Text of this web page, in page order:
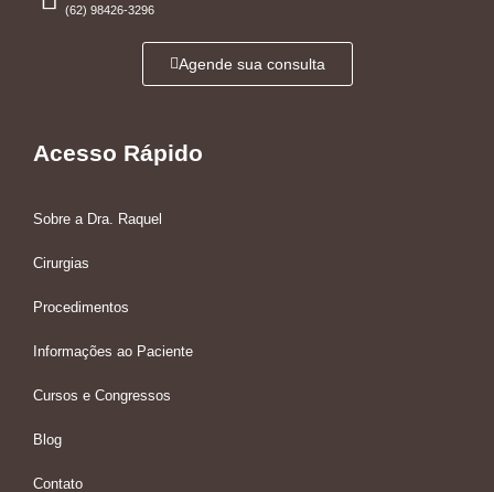
(62) 98426-3296
Agende sua consulta
Acesso Rápido
Sobre a Dra. Raquel
Cirurgias
Procedimentos
Informações ao Paciente
Cursos e Congressos
Blog
Contato